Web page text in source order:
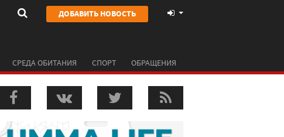
ДОБАВИТЬ НОВОСТЬ
СРЕДА ОБИТАНИЯ СПОРТ ОБРАЩЕНИЯ